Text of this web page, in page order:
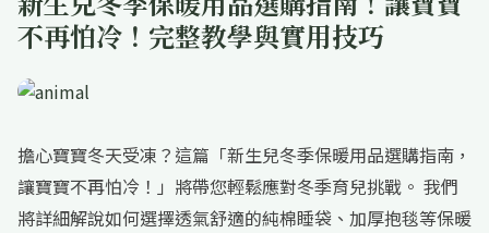
不再怕冷！完整教學與實用技巧
擔心寶寶冬天受凍？這篇「新生兒冬季保暖用品選購指南，
讓寶寶不再怕冷！」將帶您輕鬆應對冬季育兒挑戰。 我們
將詳細解說如何選擇透氣舒適的純棉睡袋、加厚抱毯等保暖